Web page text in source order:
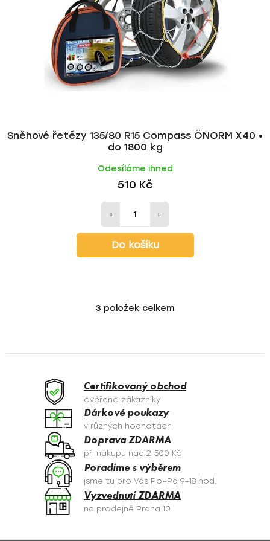
Sněhové řetězy 135/80 R15 Compass ÖNORM X40 •
do 1800 kg
Odesíláme ihned
510 Kč
Do košíku
O
á
c
í
p
r
v
k
y
v
ý
p
3 položek celkem
Certifikovaný obchod
ověřeno zákazníky
Dárkové poukazy
v různých hodnotách
Doprava ZDARMA
při nákupu nad 2 500 Kč
Poradíme s výběrem
jsme tu pro Vás Po–Pá 9–18 hod.
Vyzvednutí ZDARMA
na prodejně Praha 10